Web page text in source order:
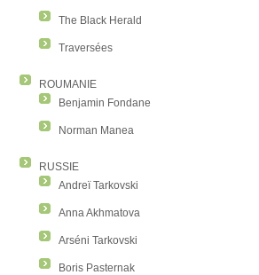
The Black Herald
Traversées
ROUMANIE
Benjamin Fondane
Norman Manea
RUSSIE
Andreï Tarkovski
Anna Akhmatova
Arséni Tarkovski
Boris Pasternak